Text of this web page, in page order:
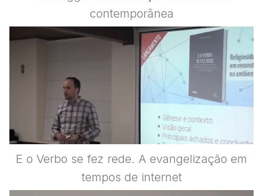
contemporânea
E o Verbo se fez rede. A evangelização em
tempos de internet